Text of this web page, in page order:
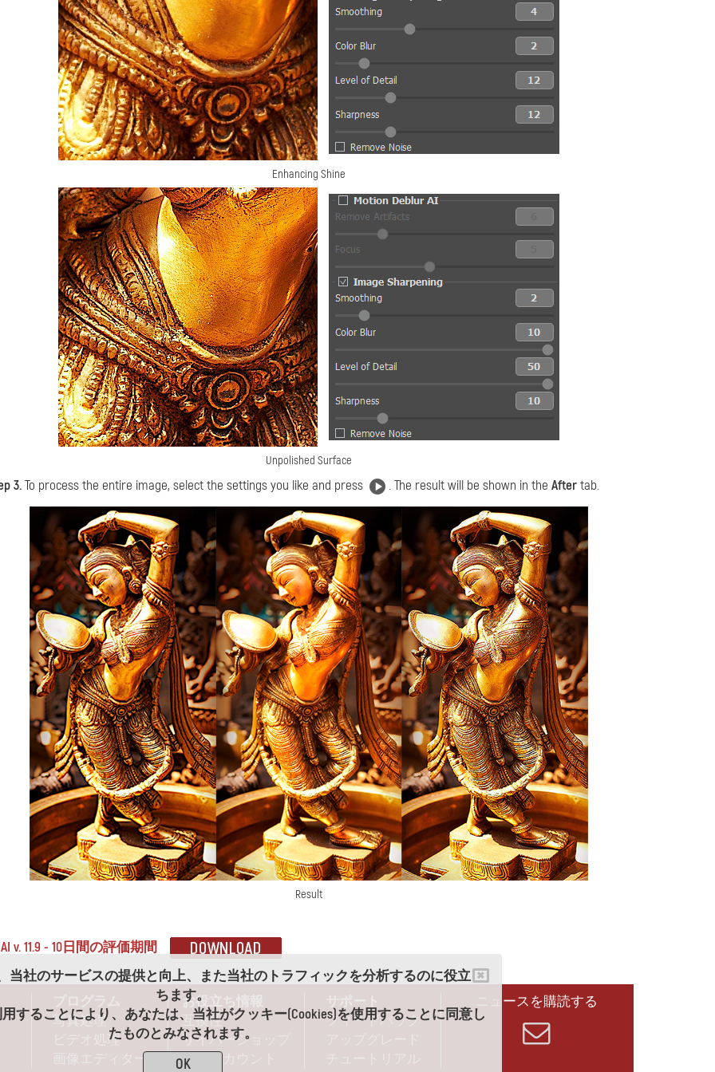
当社のサービスの提供と向上、また当社のトラフィックを分析するのに役立
ちます。
することにより、あなたは、当社がクッキー(Cookies)を使用することに同意し
たものとみなされます。
OK
Enhancing Shine
Unpolished Surface
3.To process the entire image, select the settings you like and press . The result will be shown in the Aftertab.
Result
v. 11.9 - 10日間の評価期間
写真処理
ビデオ処理
画像エディター
お役立ち情報
互換性
サイバーショップ
ディスカウント
フィードバック
ニュースを購読する